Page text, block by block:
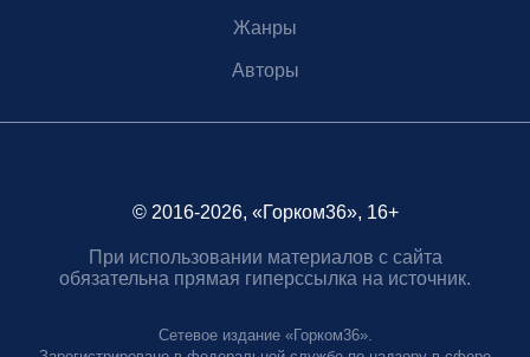
Жанры
Авторы
© 2016-2026, «Горком36», 16+
При использовании материалов с сайта
обязательна прямая гиперссылка на источник.
Сетевое издание «Горком36».